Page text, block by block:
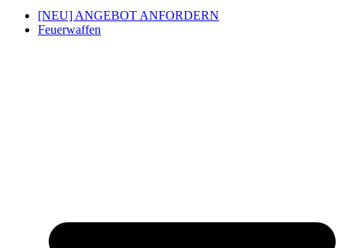
[NEU] ANGEBOT ANFORDERN
Feuerwaffen